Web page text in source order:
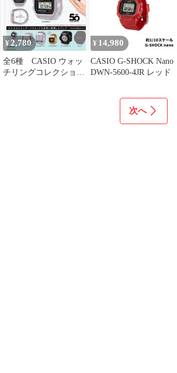
¥2,780
全6種 CASIO ウォッ
チリングコレクション
¥ 14,980
CASIO G-SHOCK Nano
DWN-5600-4JR レッド
次へ